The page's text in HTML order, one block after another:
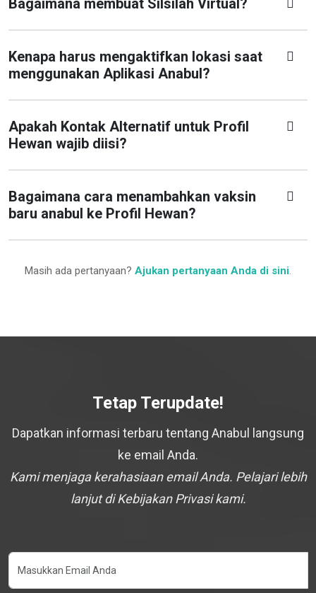
Bagaimana membuat Silsilah Virtual?
Kenapa harus mengaktifkan lokasi saat
menggunakan Aplikasi Anabul?
Apakah Kontak Alternatif untuk Profil
Hewan wajib diisi?
Bagaimana cara menambahkan vaksin
baru anabul ke Profil Hewan?
Masih ada pertanyaan? Ajukan pertanyaan Anda di sini.
Tetap Terupdate!
Dapatkan informasi terbaru tentang Anabul langsung
ke email Anda.
Kami menjaga kerahasiaan email Anda. Pelajari lebih
lanjut di Kebijakan Privasi kami.